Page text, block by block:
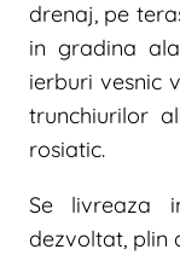
drenaj, pe
in gradina
ierburi vesnic
trunchiurilor
rosiatic.
Se livreaza
dezvoltat, plin